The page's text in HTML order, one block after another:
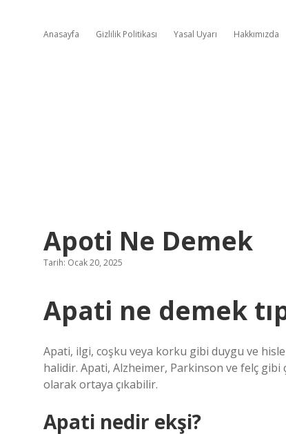
Anasayfa Gizlilik Politikası Yasal Uyarı Hakkımızda
Apoti Ne Demek
Tarih: Ocak 20, 2025
Apati ne demek
Apati, ilgi, coşku veya korku gibi duygu ve
halidir. Apati, Alzheimer, Parkinson ve felç
olarak ortaya çıkabilir.
Apati nedir ekşi?